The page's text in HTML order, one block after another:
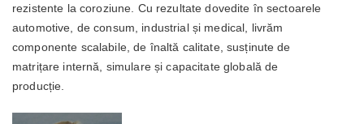
rezistente la coroziune. Cu rezultate dovedite în sectoarele
automotive, de consum, industrial și medical, livrăm
componente scalabile, de înaltă calitate, susținute de
matrițare internă, simulare și capacitate globală de
producție.